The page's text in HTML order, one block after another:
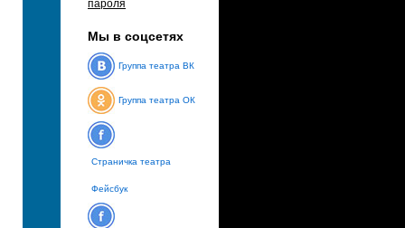
пароля
Мы в соцсетях
Группа театра ВК
Группа театра ОК
Страничка театра
Фейсбук